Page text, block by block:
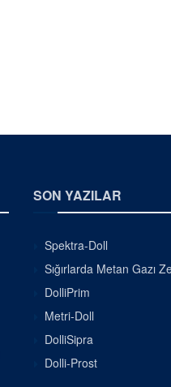
SON YAZILAR
Spektra-Doll
Sığırlarda Metan Gazı
DolliPrim
Metri-Doll
DolliSipra
Dolli-Prost